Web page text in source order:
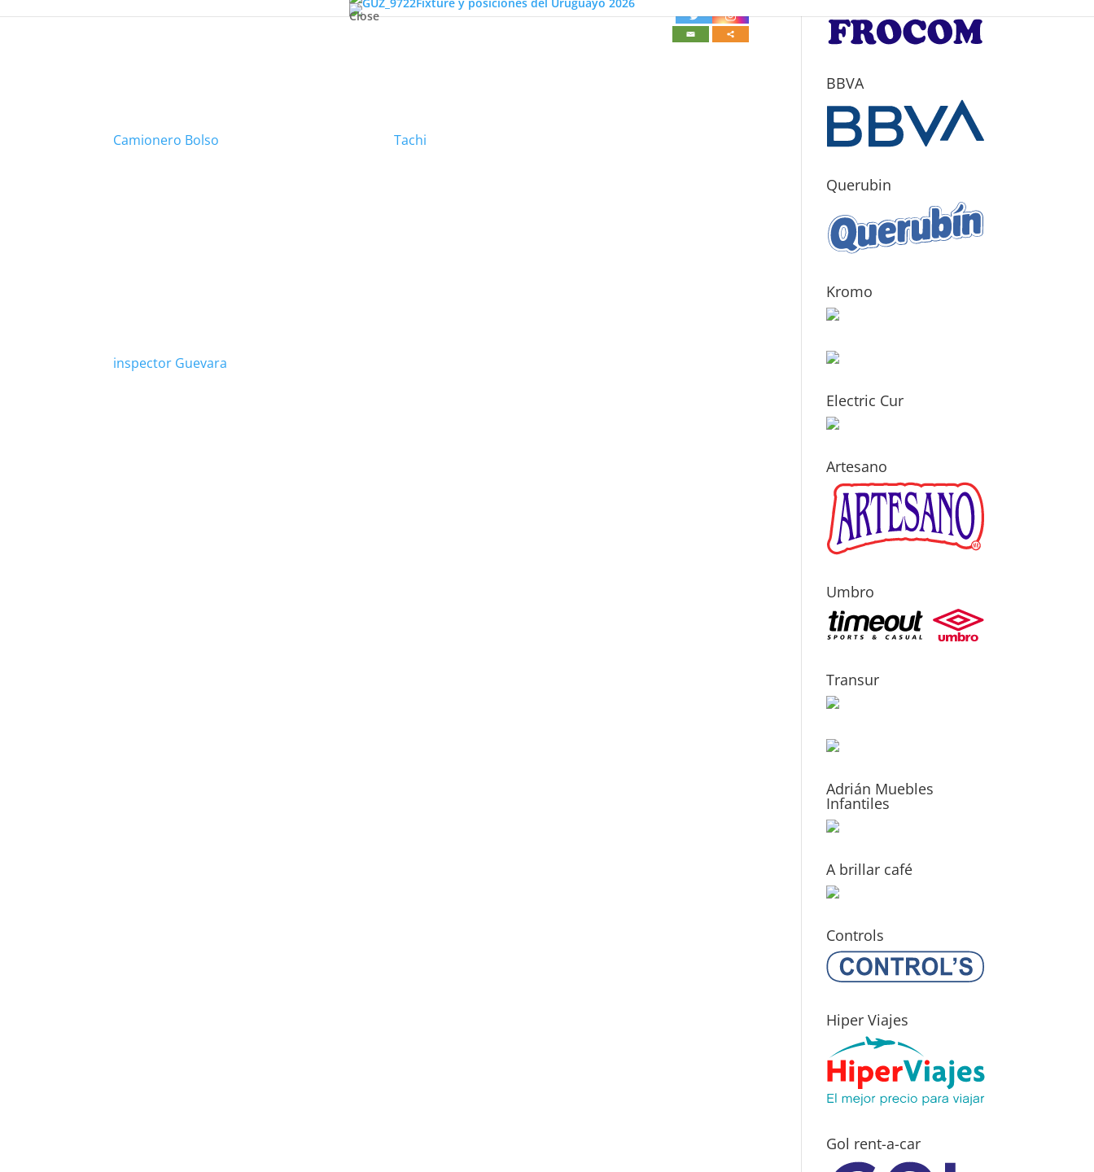
Close
Camionero Bolso Tachi
inspector Guevara
BBVA
Querubin
Kromo
Electric Cur
Artesano
Umbro
Transur
Adrián Muebles
Infantiles
A brillar café
Controls
Hiper Viajes
Gol rent-a-car